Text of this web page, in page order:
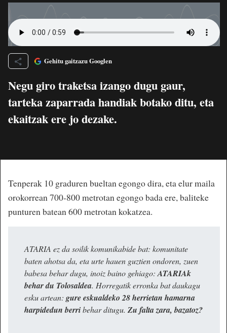
Gehitu gaitzazu Googlen
Negu giro traketsa izango dugu gaur,
tarteka zaparrada handiak botako ditu, eta
ekaitzak ere jo dezake.
Tenperak 10 graduren bueltan egongo dira, eta elur maila
orokorrean 700-800 metrotan egongo bada ere, baliteke
punturen batean 600 metrotan kokatzea.
ATARIA ez da soilik komunikabide bat: komunitate
baten ahotsa da, eta urte hauen guztien ondoren, zuen
babesa behar dugu, inoiz baino gehiago:ATARIAk
behar du Tolosaldea. Horregatik erronka bat daukagu
esku artean: gure eskualdeko 28 herrietan hamarna
harpidedun berribehar ditugu. Zu falta zara, bazatoz?